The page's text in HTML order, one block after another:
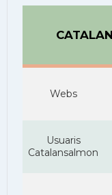
Webs
Usuaris
Catalansalmon